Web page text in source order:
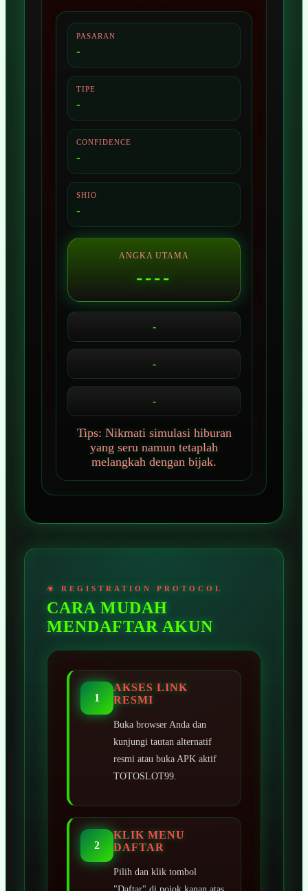
PASARAN
-
TIPE
-
CONFIDENCE
-
SHIO
-
ANGKA UTAMA
----
-
-
-
Tips: Nikmati simulasi hiburan
yang seru namun tetaplah
melangkah dengan bijak.
CARA MUDAH
MENDAFTAR AKUN
1
AKSES LINK
RESMI
Buka browser Anda dan
kunjungi tautan alternatif
resmi atau buka APK aktif
TOTOSLOT99.
2
KLIK MENU
DAFTAR
Pilih dan klik tombol